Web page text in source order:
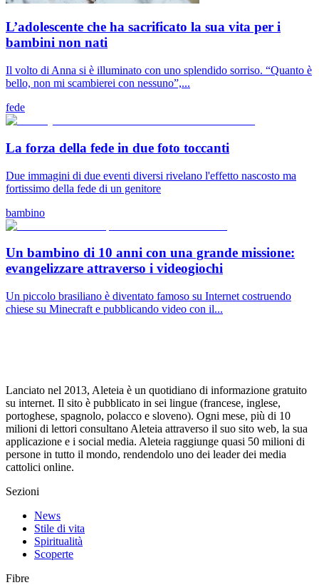
L’adolescente che ha sacrificato la sua vita per i
bambini non nati
Il volto di Anna si è illuminato con uno splendido sorriso. “Quanto è
bello, non mi scambierei con nessuno”,...
fede
La forza della fede in due foto toccanti
Due immagini di due eventi diversi rivelano l'effetto nascosto ma
fortissimo della fede di un genitore
bambino
Un bambino di 10 anni con una grande missione:
evangelizzare attraverso i videogiochi
Un piccolo brasiliano è diventato famoso su Internet costruendo
chiese su Minecraft e pubblicando video con il...
Lanciato nel 2013, Aleteia è un quotidiano di informazione gratuito
su internet. Il sito è pubblicato in sei lingue (francese, inglese,
portoghese, spagnolo, polacco e sloveno). Ogni mese, più di 10
milioni di lettori consultano Aleteia attraverso il suo sito web, la sua
applicazione e i social media. Aleteia raggiunge quasi 50 milioni di
persone in tutto il mondo, rendendolo uno dei leader dei media
cattolici online.
Sezioni
News
Stile di vita
Spiritualità
Scoperte
Fibre